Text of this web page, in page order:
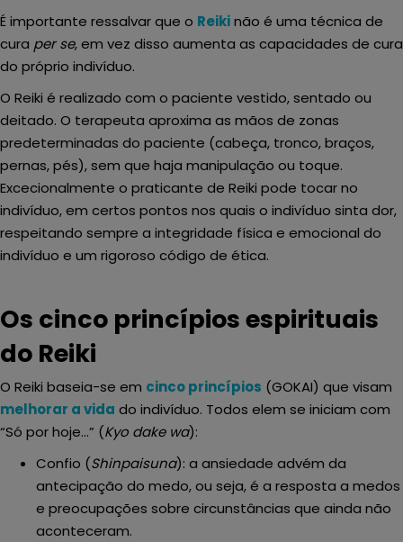
É importante ressalvar que o Reikinão é uma técnica de
cura per se, em vez disso aumenta as capacidades de cura
do próprio indivíduo.
O Reiki é realizado com o paciente vestido, sentado ou
deitado. O terapeuta aproxima as mãos de zonas
predeterminadas do paciente (cabeça, tronco, braços,
pernas, pés), sem que haja manipulação ou toque.
Excecionalmente o praticante de Reiki pode tocar no
indivíduo, em certos pontos nos quais o indivíduo sinta dor,
respeitando sempre a integridade física e emocional do
indivíduo e um rigoroso código de ética.
Os cinco princípios espirituais
do Reiki
O Reiki baseia-se em cinco princípios (GOKAI) que visam
melhorar a vida do indivíduo. Todos elem se iniciam com
“Só por hoje…” (Kyo dake wa):
Confio (Shinpaisuna): a ansiedade advém da
antecipação do medo, ou seja, é a resposta a medos
e preocupações sobre circunstâncias que ainda não
aconteceram.